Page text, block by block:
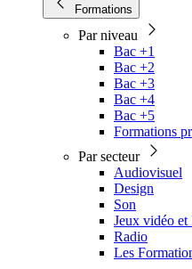
Formations
Par niveau
Bac +1
Bac +2
Bac +3
Bac +4
Bac +5
Formations
Par secteur
Audiovisuel
Design
Son
Jeux vidéo
Radio
Les